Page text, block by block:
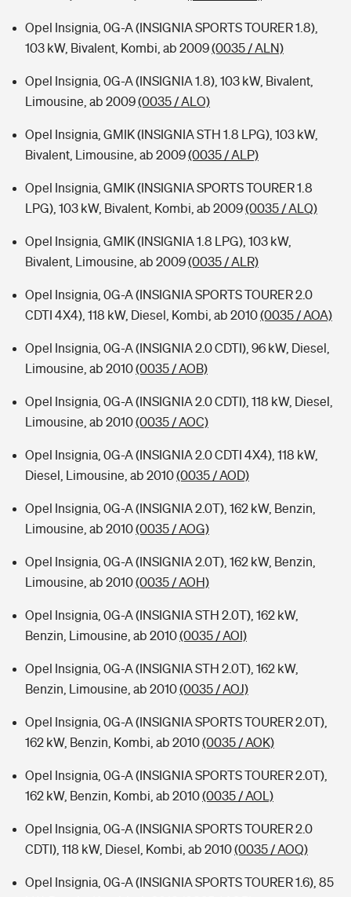
Opel Insignia, 0G-A (INSIGNIA SPORTS TOURER 1.8),
103 kW, Bivalent, Kombi, ab 2009(0035 / ALN)
Opel Insignia, 0G-A (INSIGNIA 1.8), 103 kW, Bivalent,
Limousine, ab 2009(0035 / ALO)
Opel Insignia, GMIK (INSIGNIA STH 1.8 LPG), 103 kW,
Bivalent, Limousine, ab 2009(0035 / ALP)
Opel Insignia, GMIK (INSIGNIA SPORTS TOURER 1.8
LPG), 103 kW, Bivalent, Kombi, ab 2009(0035 / ALQ)
Opel Insignia, GMIK (INSIGNIA 1.8 LPG), 103 kW,
Bivalent, Limousine, ab 2009(0035 / ALR)
Opel Insignia, 0G-A (INSIGNIA SPORTS TOURER 2.0
CDTI 4X4), 118 kW, Diesel, Kombi, ab 2010(0035 / AOA)
Opel Insignia, 0G-A (INSIGNIA 2.0 CDTI), 96 kW, Diesel,
Limousine, ab 2010(0035 / AOB)
Opel Insignia, 0G-A (INSIGNIA 2.0 CDTI), 118 kW, Diesel,
Limousine, ab 2010(0035 / AOC)
Opel Insignia, 0G-A (INSIGNIA 2.0 CDTI 4X4), 118 kW,
Diesel, Limousine, ab 2010(0035 / AOD)
Opel Insignia, 0G-A (INSIGNIA 2.0T), 162 kW, Benzin,
Limousine, ab 2010(0035 / AOG)
Opel Insignia, 0G-A (INSIGNIA 2.0T), 162 kW, Benzin,
Limousine, ab 2010(0035 / AOH)
Opel Insignia, 0G-A (INSIGNIA STH 2.0T), 162 kW,
Benzin, Limousine, ab 2010(0035 / AOI)
Opel Insignia, 0G-A (INSIGNIA STH 2.0T), 162 kW,
Benzin, Limousine, ab 2010(0035 / AOJ)
Opel Insignia, 0G-A (INSIGNIA SPORTS TOURER 2.0T),
162 kW, Benzin, Kombi, ab 2010(0035 / AOK)
Opel Insignia, 0G-A (INSIGNIA SPORTS TOURER 2.0T),
162 kW, Benzin, Kombi, ab 2010(0035 / AOL)
Opel Insignia, 0G-A (INSIGNIA SPORTS TOURER 2.0
CDTI), 118 kW, Diesel, Kombi, ab 2010(0035 / AOQ)
Opel Insignia, 0G-A (INSIGNIA SPORTS TOURER 1.6), 85